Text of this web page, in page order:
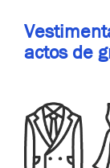
actos de